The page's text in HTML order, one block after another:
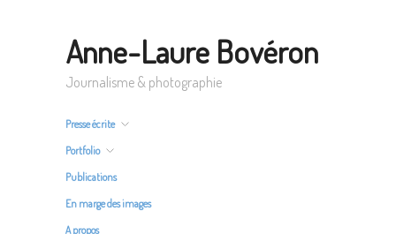
Anne-Laure Bovéron
Journalisme & photographie
Presse écrite
Portfolio
Publications
En marge des images
A propos